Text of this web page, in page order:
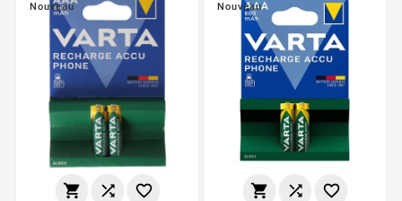
Nouveau
  
Nouveau
  